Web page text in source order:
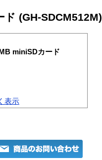
(GH-SDCM512M)
miniSDカード
表示